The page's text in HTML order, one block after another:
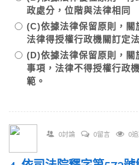
政處分，位階與法律相同
(C)依據法律保留原則，關
法律得授權行政機關訂定
(D)依據法律保留原則，關
事項，法律不得授權行政
範。
0討論 0留言 0